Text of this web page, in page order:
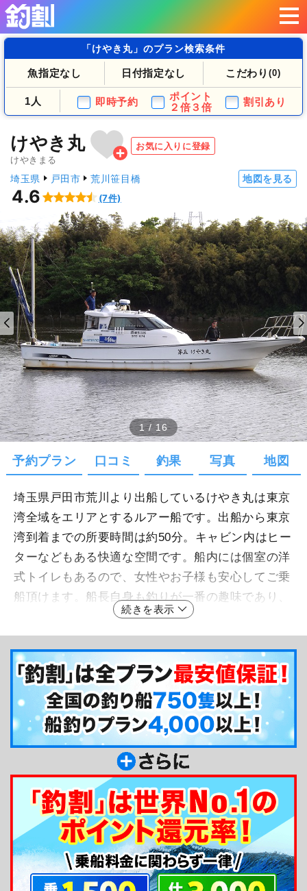
「けやき丸」のプラン検索条件
魚指定なし 日付指定なし こだわり (0)
1人 即時予約
ポイント
２倍３倍
割引あり
けやき丸
けやきまる
お気に入りに登録
埼玉県 戸田市 荒川笹目橋 地図を見る
4.6 (7件)
1/16
予約プラン 口コミ 釣果 写真 地図
埼玉県戸田市荒川より出船しているけやき丸は東京
湾全域をエリアとするルアー船です。出船から東京
湾到着までの所要時間は約50分。キャビン内はヒー
ターなどもある快適な空間です。船内には個室の洋
式トイレもあるので、女性やお子様も安心してご乗
船頂けます。船長自身も釣りが一番の趣味であり、
とてもアットホームな船宿です。
釣り船からのメッセージ
釣り船けやき丸船長の長谷川です。みなさんを安
全に釣れるポイントまでご案内致しますので是非一
緒に釣りを楽しみましょう。ビギナーの方でも親切
丁寧にアドバイス致します。みなさんのお越しをお
待ちしております。
続きを表示